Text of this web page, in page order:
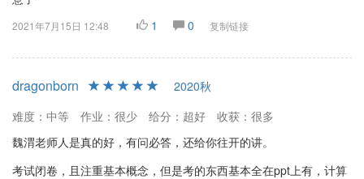
2021年7月15日 12:48 1 0 复制链接
dragonborn
2020秋
难度：中等
作业：很少 给分：超好
收获：很多
魏渭老师人是真的好，有问必答，还给你往开的讲。
考试闭卷，且注重基本概念，但是考的东西基本全在ppt上有，计算